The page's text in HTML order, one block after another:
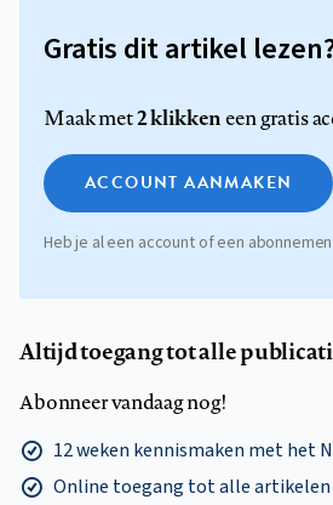
Gratis dit artikel
Maak met2 klikkeneen gratis
ACCOUNT AANMAKEN
Heb je al een account of een
Altijd toegang tot alle
Abonneer vandaag nog!
12 weken kennismaken met het
Online toegang tot alle artikelen